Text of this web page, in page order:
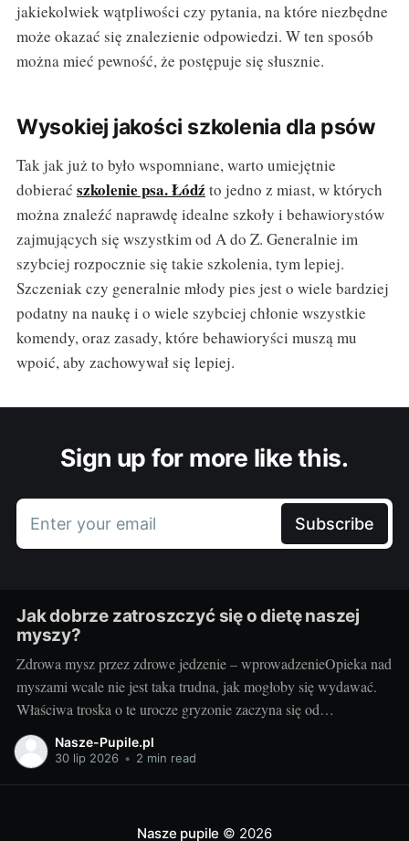
jakiekolwiek wątpliwości czy pytania, na które niezbędne
może okazać się znalezienie odpowiedzi. W ten sposób
można mieć pewność, że postępuje się słusznie.
Wysokiej jakości szkolenia dla psów
Tak jak już to było wspomniane, warto umiejętnie
dobierać szkolenie psa. Łódź to jedno z miast, w których
można znaleźć naprawdę idealne szkoły i behawiorystów
zajmujących się wszystkim od A do Z. Generalnie im
szybciej rozpocznie się takie szkolenia, tym lepiej.
Szczeniak czy generalnie młody pies jest o wiele bardziej
podatny na naukę i o wiele szybciej chłonie wszystkie
komendy, oraz zasady, które behawioryści muszą mu
wpoić, aby zachowywał się lepiej.
Sign up for more like this.
Enter your email Subscribe
Jak dobrze zatroszczyć się o dietę naszej
myszy?
Zdrowa mysz przez zdrowe jedzenie – wprowadzenieOpieka nad
myszami wcale nie jest taka trudna, jak mogłoby się wydawać.
Właściwa troska o te urocze gryzonie zaczyna się od
odpowiednio zbilansowanej diety. Skąd wiedzieć, jaka karma dla
myszy będzie najlepsza? Odpowiedź na to pytanie pomoże Ci
Nasze-Pupile.pl
30 lip 2026 • 2 min read
Nasze pupile © 2026